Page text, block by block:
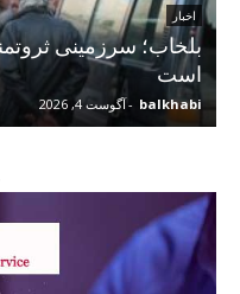
اخبار
بلخاب؛ سرزمینی
است
balkhabi
-آگوست 4, 2026